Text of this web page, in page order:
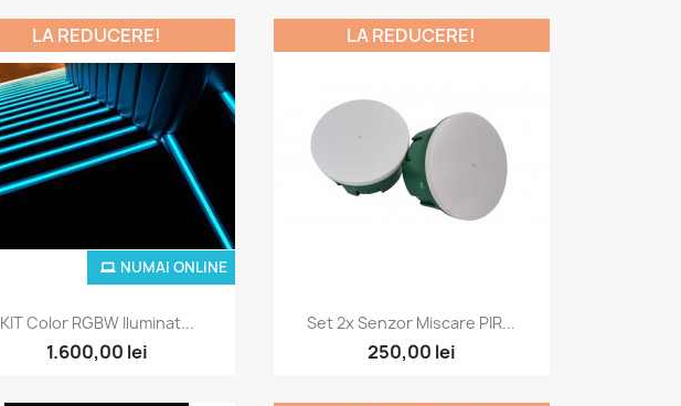
Vizualizare rapida
KIT Color RGBW Iluminat...
1.600,00 lei
NUMAI ONLINE
LA REDUCERE!
Vizualizare rapida
Set 2x Senzor Miscare PIR...
250,00 lei
LA REDUCERE!